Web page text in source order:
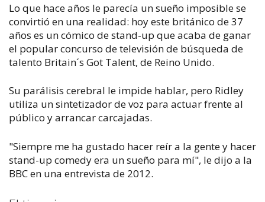
Lo que hace años le parecía un sueño imposible se
convirtió en una realidad: hoy este británico de 37
años es un cómico destand-up que acaba de ganar
el popular concurso de televisión de búsqueda de
talento Britain´s Got Talent, de Reino Unido.
Su parálisis cerebral le impide hablar, pero Ridley
utiliza un sintetizador de voz para actuar frente al
público y arrancar carcajadas.
"Siempre me ha gustado hacer reír a la gente y hacer
stand-up comedyera un sueño para mí", le dijo a la
BBC en una entrevista de 2012.